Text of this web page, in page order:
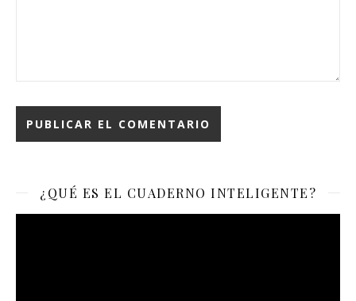
¿QUÉ ES EL CUADERNO INTELIGENTE?